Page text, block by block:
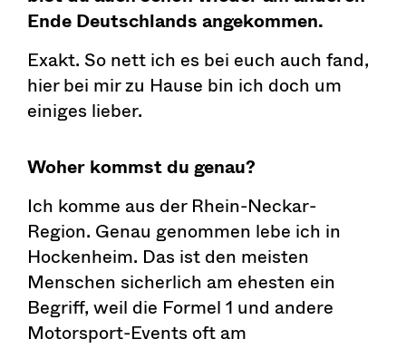
Ende Deutschlands angekommen.
Exakt. So nett ich es bei euch auch fand,
hier bei mir zu Hause bin ich doch um
einiges lieber.
Woher kommst du genau?
Ich komme aus der Rhein-Neckar-
Region. Genau genommen lebe ich in
Hockenheim. Das ist den meisten
Menschen sicherlich am ehesten ein
Begriff, weil die Formel 1 und andere
Motorsport-Events oft am